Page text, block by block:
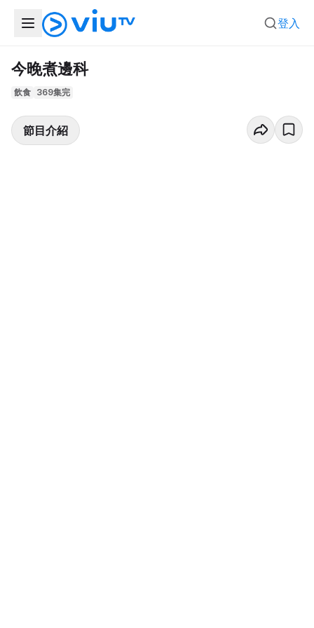
登入
今晚煮邊科
飲食 369集完
節目介紹